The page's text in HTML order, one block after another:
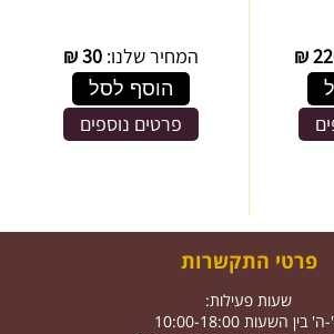
₪ המחיר שלנו:30
₪
הוסף לסל
פרטים נוספים
פרטי התקשרות
שעות פעילות:
בין השעות 10:00-18:00